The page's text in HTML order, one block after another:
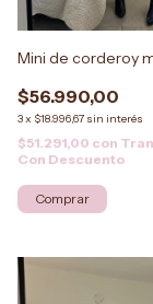
Mini de corderoy
$56.990,00
3x $18.996,67 sin interés
$51.291,00 con
Con Descuento
Comprar